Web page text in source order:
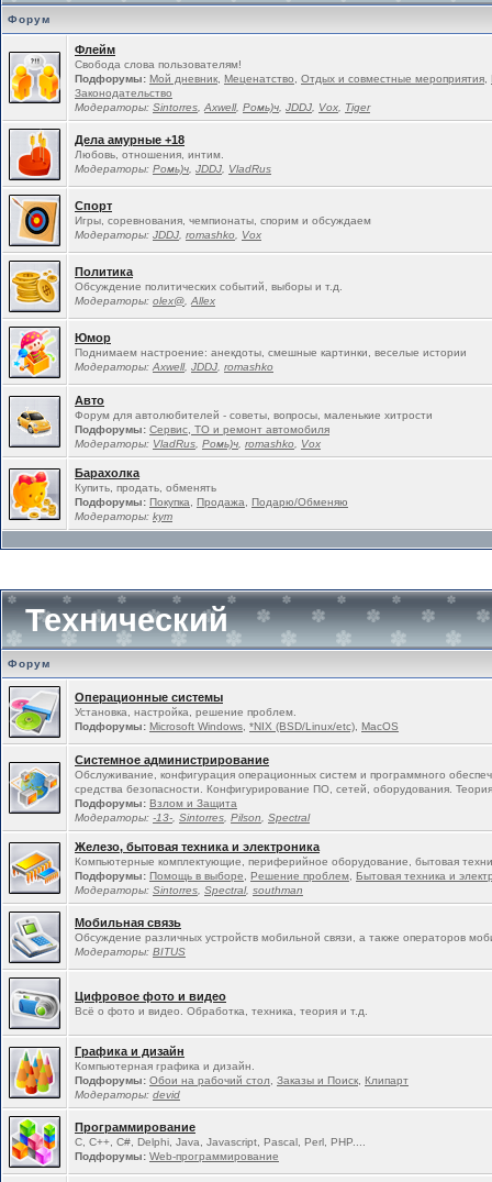
Форум
Флейм
Свобода слова пользователям!
Подфорумы: Мой дневник Меценатство Отдых и совместные мероприятия
Законодательство
Модераторы: Sintorres Ахwell, Ромь)ч JDDJ Vox Tiger
Дела амурные +18
Любовь, отношения, интим.
Модераторы: Ромь)ч JDDJ VladRus
Спорт
Игры, соревнования, чемпионаты, спорим и обсуждаем
Модераторы: JDDJ romashko Vox
Политика
Обсуждение политических событий, выборы и т.д.
Модераторы: olex@ Allex
Юмор
Поднимаем настроение: анекдоты, смешные картинки, веселые истории
Модераторы: Ахwell, JDDJ romashko
Авто
Форум для автолюбителей - советы, вопросы, маленькие хитрости
Подфорумы: Сервис, ТО и ремонт автомобиля
Модераторы: VladRus Ромь)ч romashko Vox
Барахолка
Купить, продать, обменять
Подфорумы: Покупка Продажа
Подарю/Обменяю
Модераторы: kym
Технический
Форум
Операционные системы
Установка, настройка, решение проблем.
Подфорумы: Microsoft Windows *NIX (BSD/Linux/etc) MacOS
Системное администрирование
Обслуживание, конфигурация операционных систем и программного
средства безопасности. Конфигурирование ПО, сетей, оборудования.
Подфорумы: Взлом и Защита
Модераторы: -13- Sintorres Pilson Spectral
Железо, бытовая техника и электроника
Компьютерные комплектующие, периферийное оборудование, бытовая
Подфорумы: Помощь в выборе Решение проблем Бытовая техника и
Модераторы: Sintorres Spectral, southman
Мобильная связь
Обсуждение различных устройств мобильной связи, а также операторов
Модераторы: BITUS
Цифровое фото и видео
Всё о фото и видео. Обработка, техника, теория и т.д.
Графика и дизайн
Компьютерная графика и дизайн.
Подфорумы: Обои на рабочий стол Заказы и Поиск Клипарт
Модераторы: devid
Программирование
C, C++, C#, Delphi, Java, Javascript, Pascal, Perl, PHP....
Подфорумы: Web-программирование